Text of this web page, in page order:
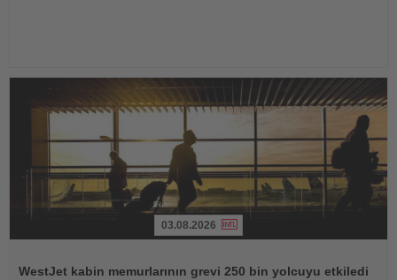
03.08.2026
WestJet kabin memurlarının grevi 250 bin yolcuyu etkiledi